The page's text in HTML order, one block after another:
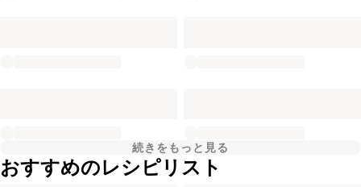
続きをもっと見る
おすすめのレシピリスト